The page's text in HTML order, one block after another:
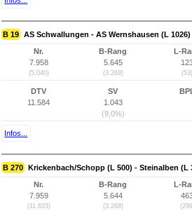
B 19 AS Schwallungen - AS Wernshausen (L 1026)
Nr.
7.958
(5.040)
B-Rang
5.645
(3.269)
L-
(53)
DTV
11.584
SV
1.043
(9,0%)
Infos...
B 270 Krickenbach/Schopp (L 500) - Steinalben (L
Nr.
7.959
(11.633)
B-Rang
5.644
(3.268)
L-